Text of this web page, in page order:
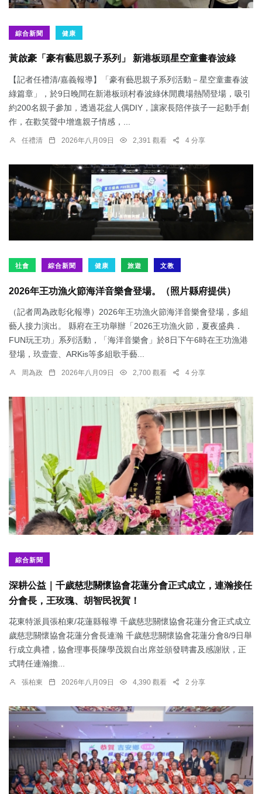
綜合新聞 健康
黃啟豪「豪有藝思親子系列」 新港板頭星空童畫春波綠
【記者任禮清/嘉義報導】「豪有藝思親子系列活動－星空童畫春波
綠篇章」，於9日晚間在新港板頭村春波綠休閒農場熱鬧登場，吸引
約200名親子參加，透過花盆人偶DIY，讓家長陪伴孩子一起動手創
作，在歡笑聲中增進親子情感，...
任禮清 2026年八月09日 2,391 觀看 4 分享
社會 綜合新聞 健康 旅遊 文教
2026年王功漁火節海洋音樂會登場。（照片縣府提供）
（記者周為政彰化報導）2026年王功漁火節海洋音樂會登場，多組
藝人接力演出。 縣府在王功舉辦「2026王功漁火節，夏夜盛典．
FUN玩王功」系列活動，「海洋音樂會」於8日下午6時在王功漁港
登場，玖壹壹、ARKis等多組歌手藝...
周為政 2026年八月09日 2,700 觀看 4 分享
綜合新聞
深耕公益｜千歲慈悲關懷協會花蓮分會正式成立，連瀚接任
分會長，王玫瑰、胡智民祝賀！
花東特派員張柏東/花蓮縣報導 千歲慈悲關懷協會花蓮分會正式成立
歲慈悲關懷協會花蓮分會長連瀚 千歲慈悲關懷協會花蓮分會8/9日舉
行成立典禮，協會理事長陳學茂親自出席並頒發聘書及感謝狀，正
式聘任連瀚擔...
張柏東 2026年八月09日 4,390 觀看 2 分享